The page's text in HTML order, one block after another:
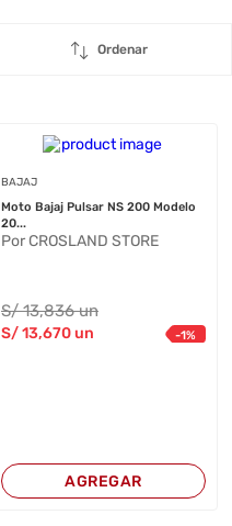
Ordenar
BAJAJ
Moto Bajaj Pulsar NS 200 Modelo
20...
Por CROSLAND STORE
S/13,836 un
S/13,670un -1%
AGREGAR